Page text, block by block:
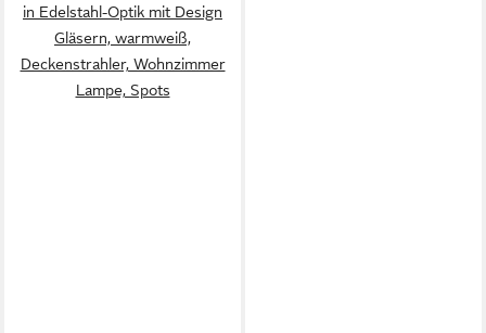
in Edelstahl-Optik mit Design
Gläsern, warmweiß,
Deckenstrahler, Wohnzimmer
Lampe, Spots